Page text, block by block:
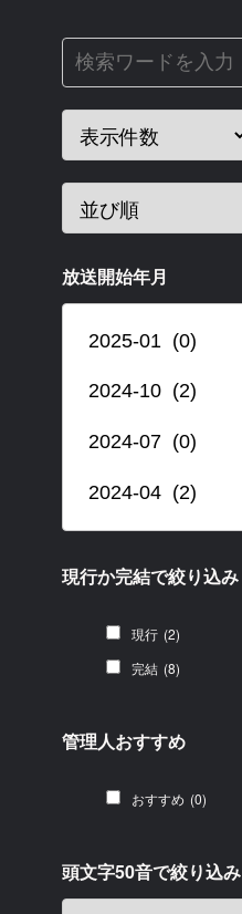
放送開始年月
現行か完結で絞り込み
現行 (2)
完結 (8)
管理人おすすめ
おすすめ (0)
頭文字50音で絞り込み